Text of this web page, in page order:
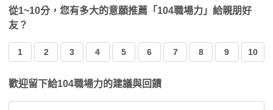
從1~10分，您有多大的意願推薦「104職場力」給親朋好
友？
1 2 3 4 5 6 7 8 9 10
歡迎留下給104職場力的建議與回饋